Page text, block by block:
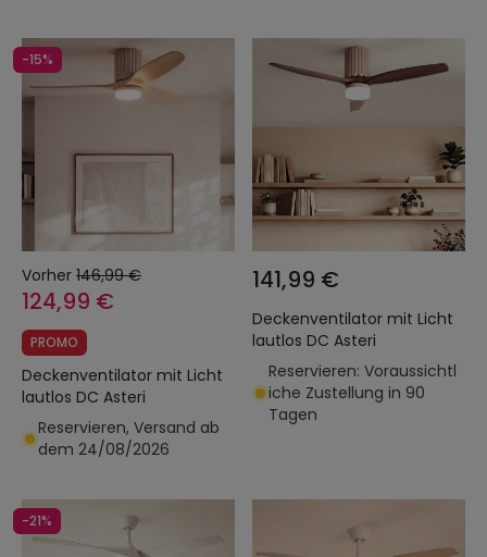
-15%
Vorher 146,99 €
124,99 €
PROMO
Deckenventilator mit Licht
lautlos DC Asteri
Reservieren, Versand ab
dem 24/08/2026
141,99 €
Deckenventilator mit Licht
lautlos DC Asteri
Reservieren: Voraussichtl
iche Zustellung in 90
Tagen
-21%